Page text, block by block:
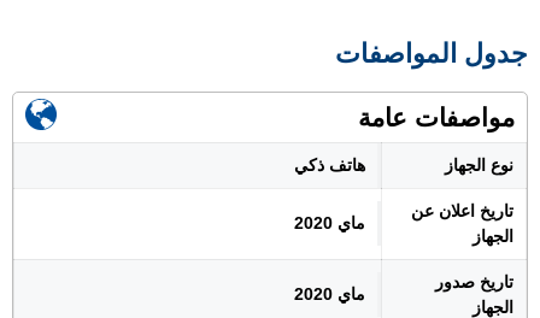
جدول المواصفات
مواصفات عامة
نوع الجهاز هاتف ذكي
تاريخ اعلان عن
الجهاز
ماي 2020
تاريخ صدور
الجهاز
ماي 2020